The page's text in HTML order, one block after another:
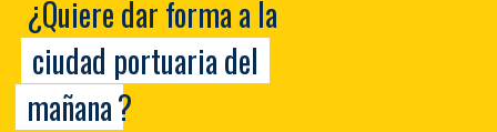
¿Quiere dar forma a la
ciudad portuaria del
mañana?